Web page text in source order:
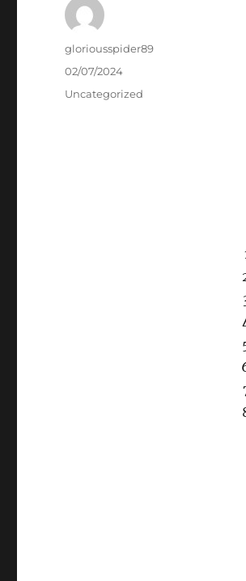
Author
gloriousspider89
Posted
02/07/2024
Categories
Uncategorized